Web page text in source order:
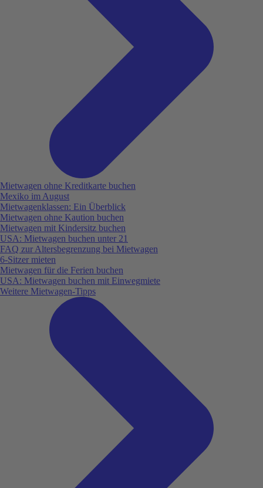
Mietwagen ohne Kreditkarte buchen
Mexiko im August
Mietwagenklassen: Ein Überblick
Mietwagen ohne Kaution buchen
Mietwagen mit Kindersitz buchen
USA: Mietwagen buchen unter 21
FAQ zur Altersbegrenzung bei Mietwagen
6-Sitzer mieten
Mietwagen für die Ferien buchen
USA: Mietwagen buchen mit Einwegmiete
Weitere Mietwagen-Tipps